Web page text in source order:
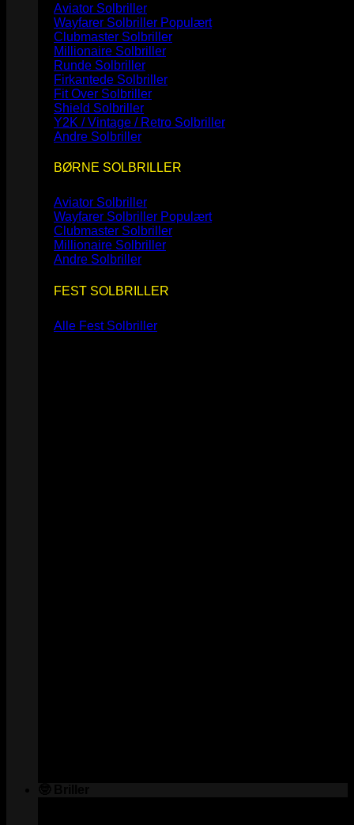
Aviator Solbriller
Wayfarer Solbriller
Clubmaster Solbriller
Millionaire Solbriller
Runde Solbriller
Firkantede Solbriller
Fit Over Solbriller
Shield Solbriller
Y2K / Vintage / Retro Solbriller
Andre Solbriller
BØRNE SOLBRILLER
Aviator Solbriller
Wayfarer Solbriller
Clubmaster Solbriller
Millionaire Solbriller
Andre Solbriller
FEST SOLBRILLER
Alle Fest Solbriller